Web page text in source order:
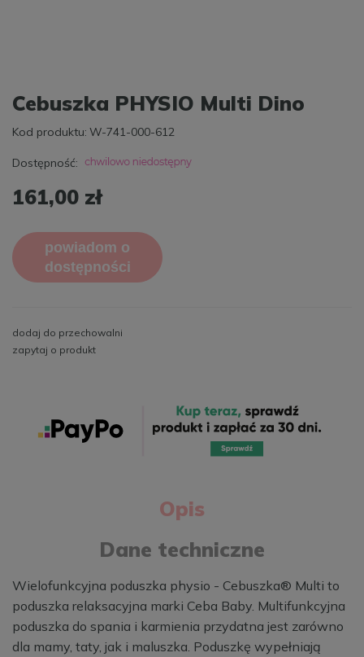
Cebuszka PHYSIO Multi Dino
Kod produktu: W-741-000-612
Dostępność:
161,00 zł
powiadom o
dostępności
dodaj do przechowalni
zapytaj o produkt
Opis
Dane techniczne
Wielofunkcyjna poduszka physio - Cebuszka® Multi to
poduszka relaksacyjna marki Ceba Baby. Multifunkcyjna
poduszka do spania i karmienia przydatna jest zarówno
dla mamy, taty, jak i maluszka. Poduszkę wypełniają